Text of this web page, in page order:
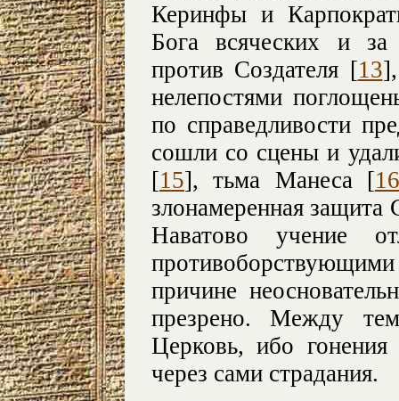
Керинфы и
Бога всяческих и за
против Создателя [13
нелепостями
по справедливости
сошли со сцены и
[15], тьма Манеса [16
злонамеренная защита
Наватово учение
причине
презрено. Между
Церковь, ибо
через сами страдания.